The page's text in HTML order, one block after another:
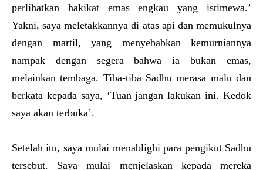
perlihatkan hakikat emas engkau yang istimewa.’
Yakni, saya meletakkannya di atas api dan memukulnya
dengan martil, yang menyebabkan kemurniannya
nampak dengan segera bahwa ia bukan emas,
melainkan tembaga. Tiba-tiba Sadhu merasa malu dan
berkata kepada saya, ‘Tuan jangan lakukan ini. Kedok
saya akan terbuka’.
Setelah itu, saya mulai menablighi para pengikut Sadhu
tersebut. Saya mulai menjelaskan kepada mereka